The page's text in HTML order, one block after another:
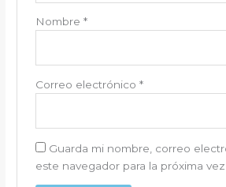
Nombre *
Correo electrónico *
Guarda mi nombre, correo
este navegador para la próxima